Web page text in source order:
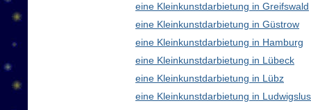
eine Kleinkunstdarbietung in Greifswald
eine Kleinkunstdarbietung in Güstrow
eine Kleinkunstdarbietung in Hamburg
eine Kleinkunstdarbietung in Lübeck
eine Kleinkunstdarbietung in Lübz
eine Kleinkunstdarbietung in